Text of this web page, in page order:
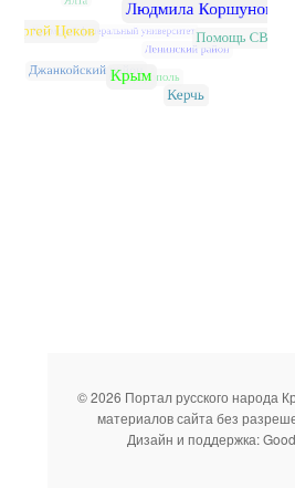
© 2026 Портал русского народа
материалов сайта без
Дизайн и поддержка: